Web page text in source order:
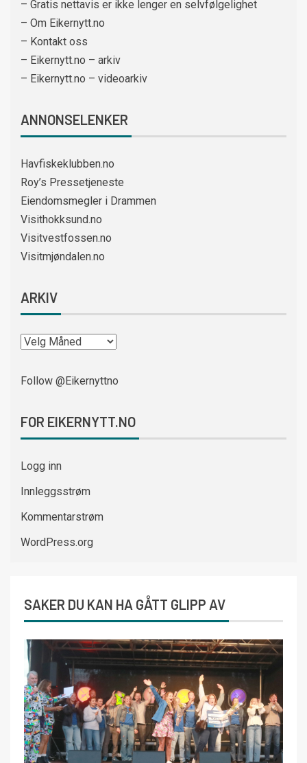
– Gratis nettavis er ikke lenger en selvfølgelighet
– Om Eikernytt.no
– Kontakt oss
– Eikernytt.no – arkiv
– Eikernytt.no – videoarkiv
ANNONSELENKER
Havfiskeklubben.no
Roy’s Pressetjeneste
Eiendomsmegler i Drammen
Visithokksund.no
Visitvestfossen.no
Visitmjøndalen.no
ARKIV
Follow @Eikernyttno
FOR EIKERNYTT.NO
Logg inn
Innleggsstrøm
Kommentarstrøm
WordPress.org
SAKER DU KAN HA GÅTT GLIPP AV